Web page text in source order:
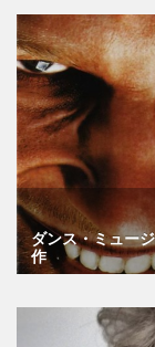
ダンス・ミュー
作